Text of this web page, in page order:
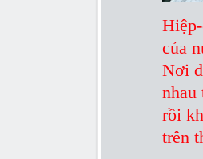
của
Nơi
nhau
rồi
trên